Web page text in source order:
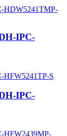
IPC-
IPC-